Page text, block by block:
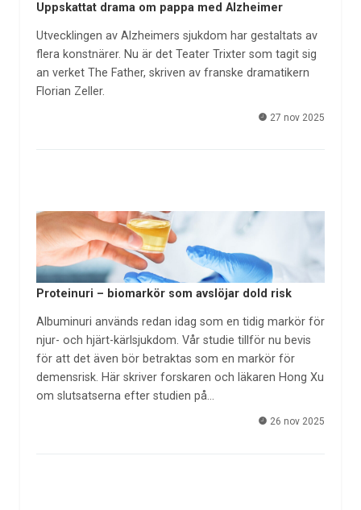
Uppskattat drama om pappa med Alzheimer
Utvecklingen av Alzheimers sjukdom har gestaltats av
flera konstnärer. Nu är det Teater Trixter som tagit sig
an verket The Father, skriven av franske dramatikern
Florian Zeller.
27 nov 2025
Proteinuri – biomarkör som avslöjar dold risk
Albuminuri används redan idag som en tidig markör för
njur- och hjärt-kärlsjukdom. Vår studie tillför nu bevis
för att det även bör betraktas som en markör för
demensrisk. Här skriver forskaren och läkaren Hong Xu
om slutsatserna efter studien på…
26 nov 2025